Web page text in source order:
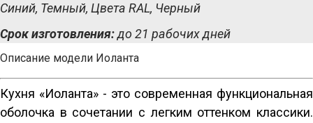
Синий, Темный, Цвета RAL, Черный
Срок изготовления:до 21 рабочих дней
Описание модели Иоланта
Кухня «Иоланта» - это современная функциональная
оболочка в сочетании с легким оттенком классики.